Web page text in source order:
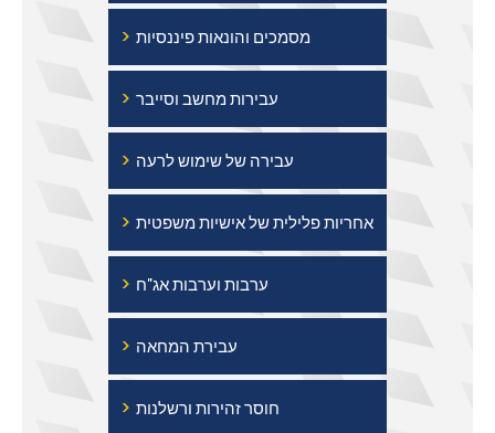
› מסמכים והונאות פיננסיות
› עבירות מחשב וסייבר
› עבירה של שימוש לרעה
› אחריות פלילית של אישיות משפטית
› ערבות וערבות אג"ח
› עבירת המחאה
› חוסר זהירות ורשלנות